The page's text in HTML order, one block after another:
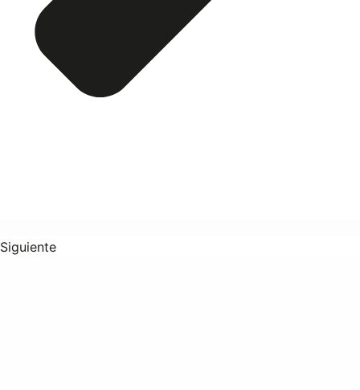
Siguiente